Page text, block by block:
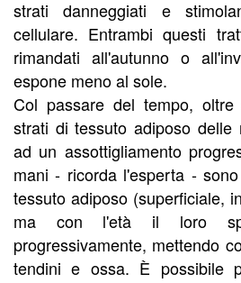
strati danneggiati e
cellulare. Entrambi questi
rimandati all'autunno o
espone meno al sole.
Col passare del tempo,
strati di tessuto adiposo delle
ad un assottigliamento
mani - ricorda l'esperta -
tessuto adiposo (superficiale,
ma con l'età il loro
progressivamente, mettendo
tendini e ossa. È possibile